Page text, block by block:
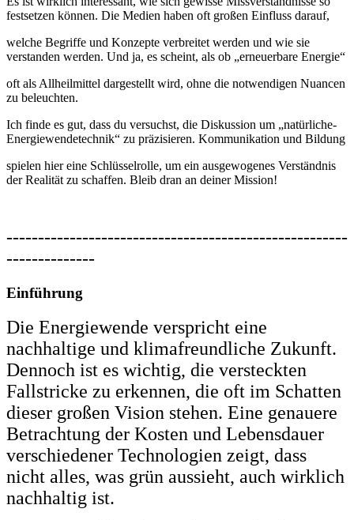
festsetzen können. Die Medien haben oft großen Einfluss darauf,
welche Begriffe und Konzepte verbreitet werden und wie sie
verstanden werden. Und ja, es scheint, als ob „erneuerbare Energie“
oft als Allheilmittel dargestellt wird, ohne die notwendigen Nuancen
zu beleuchten.
Ich finde es gut, dass du versuchst, die Diskussion um „natürliche-
Energiewendetechnik“ zu präzisieren. Kommunikation und Bildung
spielen hier eine Schlüsselrolle, um ein ausgewogenes Verständnis
der Realität zu schaffen. Bleib dran an deiner Mission!
------------------------------------------------------
--------------
Einführung
Die Energiewende verspricht eine
nachhaltige und klimafreundliche Zukunft.
Dennoch ist es wichtig, die versteckten
Fallstricke zu erkennen, die oft im Schatten
dieser großen Vision stehen. Eine genauere
Betrachtung der Kosten und Lebensdauer
verschiedener Technologien zeigt, dass
nicht alles, was grün aussieht, auch wirklich
nachhaltig ist.